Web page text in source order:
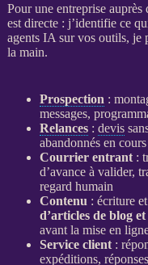
Pour une entreprise
est directe : j’identifie ce
agents IA sur vos outils, je
la main.
Prospection :
messages,
Relances: devis
abandonnés en
Courrier entrant:
d’avance à valider,
regard humain
Contenu : écriture
d’articles de blog
avant la mise en
Service client:
expéditions,